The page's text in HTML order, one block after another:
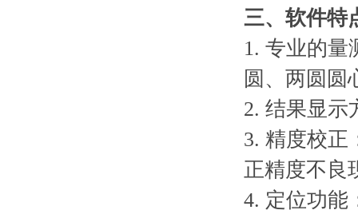
三、 软件特
1. 专业的量
圆、两圆圆
2. 结果显示
3. 精度校正
正精度不良
4. 定位功能